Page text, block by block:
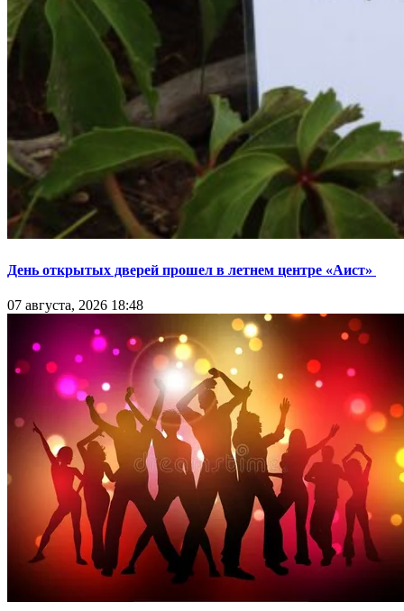
День открытых дверей прошел в летнем центре «Аист»
07 августа, 2026 18:48